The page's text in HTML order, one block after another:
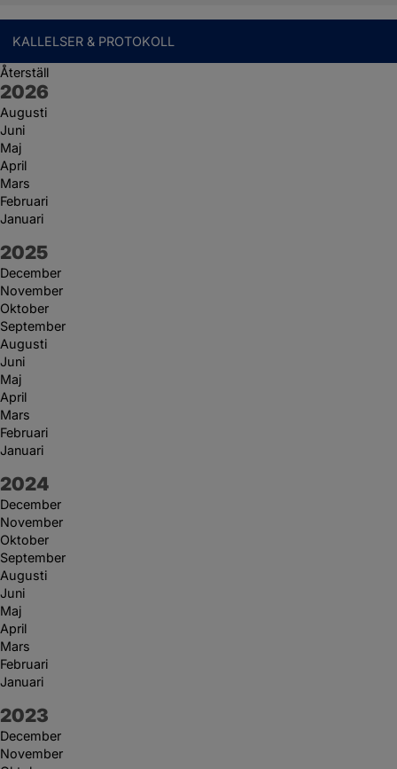
KALLELSER & PROTOKOLL
Återställ
År:
2026
Augusti
Juni
Maj
April
Mars
Februari
Januari
År:
2025
December
November
Oktober
September
Augusti
Juni
Maj
April
Mars
Februari
Januari
År:
2024
December
November
Oktober
September
Augusti
Juni
Maj
April
Mars
Februari
Januari
År:
2023
December
November